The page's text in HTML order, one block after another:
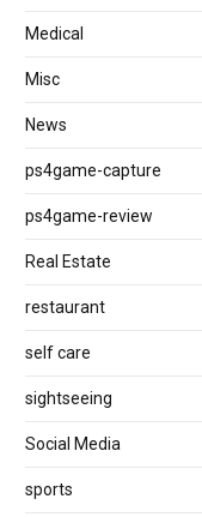
Medical
Misc
News
ps4game-capture
ps4game-review
Real Estate
restaurant
self care
sightseeing
Social Media
sports